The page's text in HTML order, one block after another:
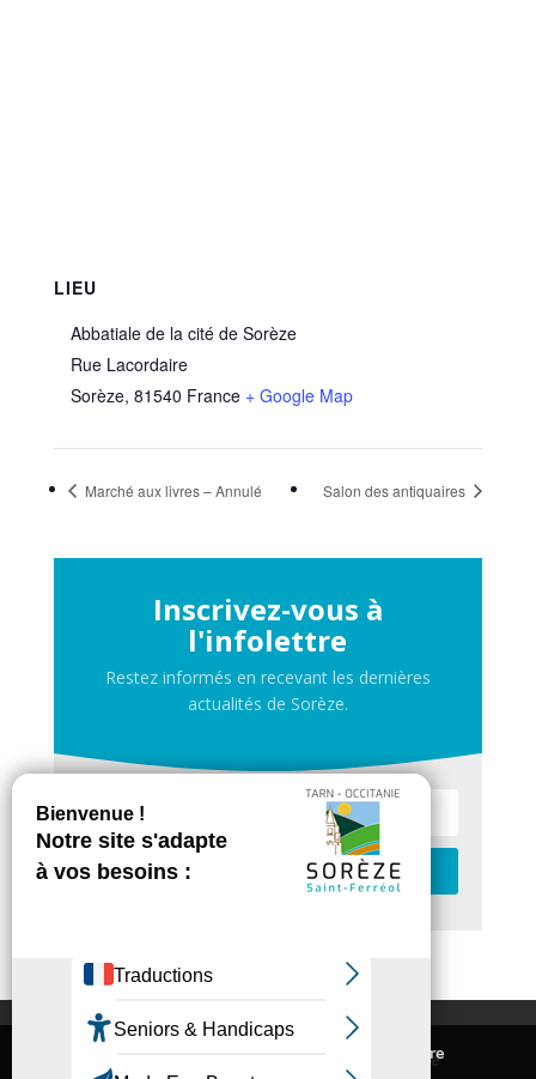
LIEU
Abbatiale de la cité de Sorèze
Rue Lacordaire
Sorèze, 81540 France + Google Map
Marché aux livres – Annulé Salon des antiquaires
Inscrivez-vous à
l'infolettre
Restez informés en recevant les dernières
actualités de Sorèze.
Je m'inscris
Contactez-nous
Inscrivez-vous à la newsletter de Sorèze
Nous utilisons des cookies pour vous offrir la meilleure